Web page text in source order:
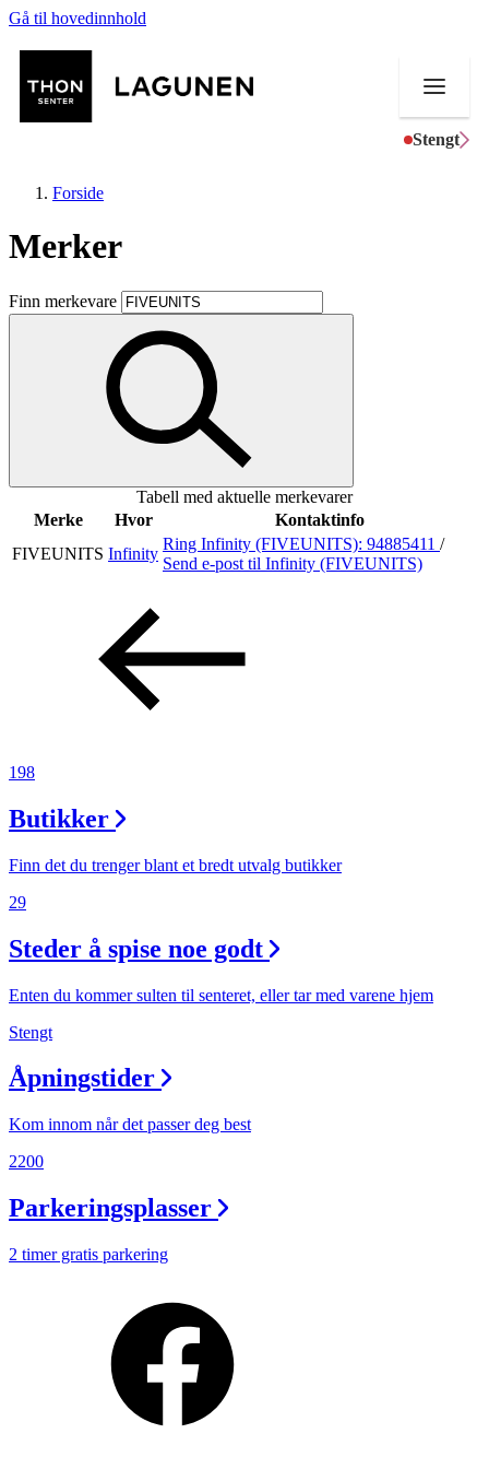
Gå til hovedinnhold
Stengt
Butikker
Mat og drikke
Aktiviteter
Inspirasjon
Åpningstider
Praktisk informasjon
Ledige stillinger
Magasin
Finn frem
Forside
Merker
Finn merkevare
Tabell med aktuelle merkevarer
Merke
Hvor
Kontaktinfo
FIVEUNITS Infinity
Ring Infinity (FIVEUNITS): 94885411 /
Send e-post til Infinity (FIVEUNITS)
198
Butikker
Finn det du trenger blant et bredt utvalg butikker
29
Steder å spise noe godt
Enten du kommer sulten til senteret, eller tar med varene hjem
Stengt
Åpningstider
Kom innom når det passer deg best
2200
Parkeringsplasser
2 timer gratis parkering